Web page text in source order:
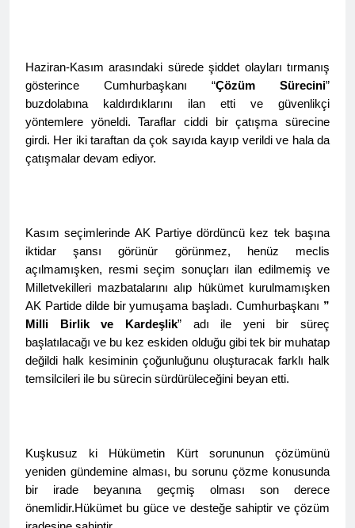
Hamburg kentinde de
”Ortadoğu, Kürtler ve Yeni
Dönem Stratejileri” üzerine
konferans serisine devam
etti.
Meclise davet edildi.
1 Yıl Ago
HAK-PAR Mardin ili
Kızıltepe ilçe kongresi
yapıldı.
1 Yıl Ago
*Halkımızı kendi ulusal
genel merkezde toplanarak
gündemindeki konuları
görüştü ve aşağıdaki
açıklamayı kamuoyu ile
paylaşmayı kararlaştırdı.
etkinlikle kutladı
1 Yıl Ago
1 Yıl Ago
BAŞTA KÜRT HALKI OLMAK
ÜZERE HERKESİN, MEŞRU
HAKLARININ TESLİM
EDİLDİĞİ ADİL BİR DÜZEN
UMUDUMUZU CANLI
TUTARAK; RAMAZAN
1 Yıl Ago
HAK-PAR, PDK-BAKUR, PSK,
PWK, Diyarbakır e Mardin’de
Halepçe Soykırımı’nı Andılar:
1 Yıl Ago
haklarını içermiyor.
HAK-PAR Adana İl Kadın
Komisyonu 8 Mart Dünya
Kadınlar gününü kutladı
1 Yıl Ago
HAK-PAR Fransa Konferansı
Haziran-Kasım arasındaki sürede şiddet olayları tırmanış
gösterince Cumhurbaşkanı “Çözüm Sürecini”
buzdolabına kaldırdıklarını ilan etti ve güvenlikçi
yöntemlere yöneldi. Taraflar ciddi bir çatışma sürecine
girdi. Her iki taraftan da çok sayıda kayıp verildi ve hala da
çatışmalar devam ediyor.
Kasım seçimlerinde AK Partiye dördüncü kez tek başına
iktidar şansı görünür görünmez, henüz meclis
açılmamışken, resmi seçim sonuçları ilan edilmemiş ve
Milletvekilleri mazbatalarını alıp hükümet kurulmamışken
AK Partide dilde bir yumuşama başladı. Cumhurbaşkanı ”
Milli Birlik ve Kardeşlik” adı ile yeni bir süreç
başlatılacağı ve bu kez eskiden olduğu gibi tek bir muhatap
değildi halk kesiminin çoğunluğunu oluşturacak farklı halk
temsilcileri ile bu sürecin sürdürüleceğini beyan etti.
Kuşkusuz ki Hükümetin Kürt sorununun çözümünü
yeniden gündemine alması, bu sorunu çözme konusunda
bir irade beyanına geçmiş olması son derece
önemlidir.Hükümet bu güce ve desteğe sahiptir ve çözüm